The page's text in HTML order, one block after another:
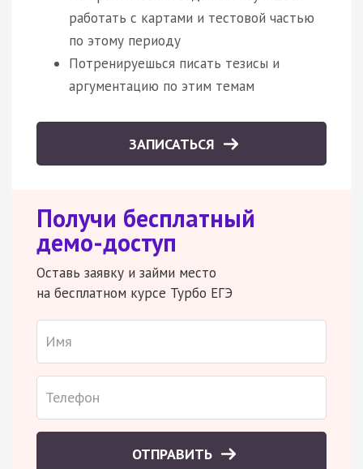
работать с картами и тестовой частью
по этому периоду
Потренируешься писать тезисы и
аргументацию по этим темам
ЗАПИСАТЬСЯ
Получи бесплатный
демо-доступ
Оставь заявку и займи место
на бесплатном курсе Турбо ЕГЭ
ОТПРАВИТЬ